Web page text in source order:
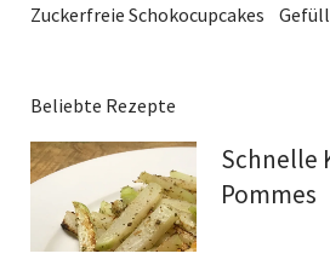
Zuckerfreie Schokocupcakes
Beliebte Rezepte
Schnelle
Pommes